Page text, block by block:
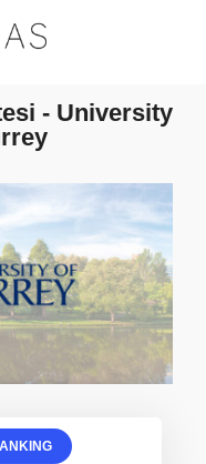
- University